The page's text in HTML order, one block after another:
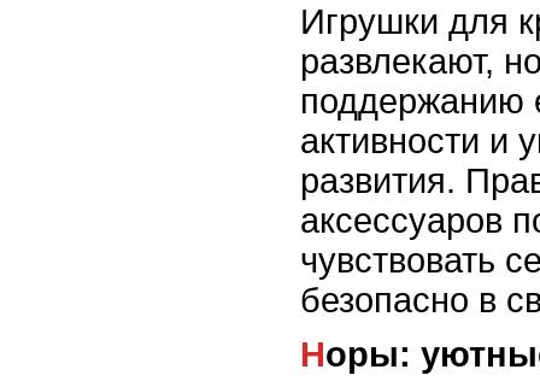
Игрушки для
развлекают,
поддержанию
активности и
развития.
аксессуаров
чувствовать
безопасно в
Норы: